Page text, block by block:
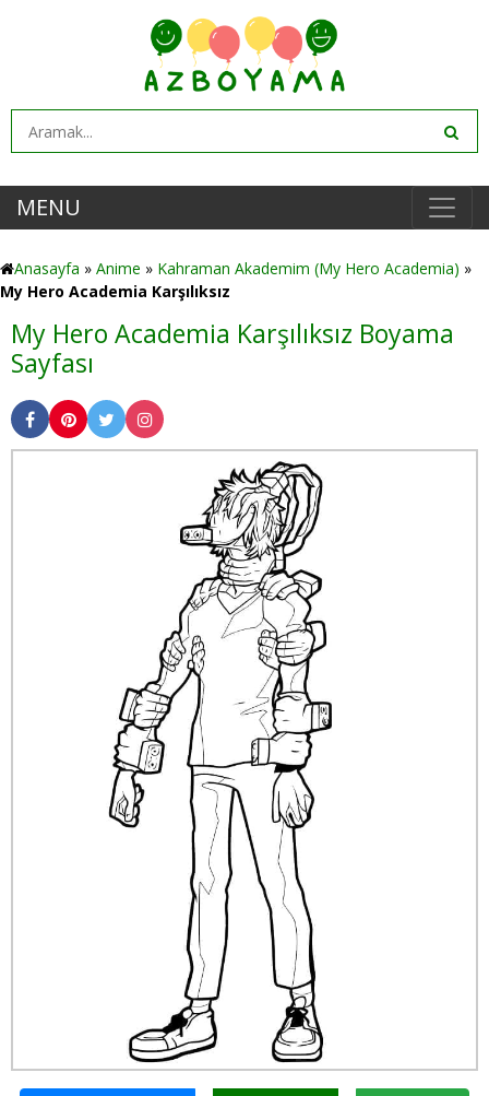
MENU
Anasayfa » Anime » Kahraman Akademim (My Hero Academia) »
My Hero Academia Karşılıksız
My Hero Academia Karşılıksız Boyama
Sayfası